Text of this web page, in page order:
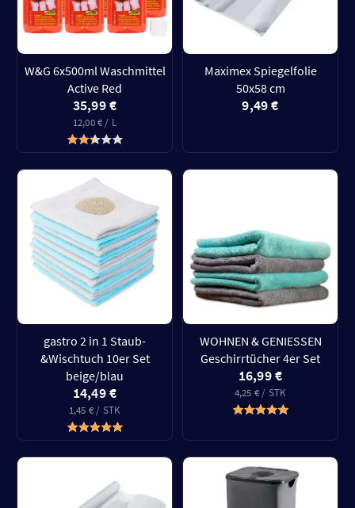
W&G 6x500ml Waschmittel
Active Red
35,99 €
12,00 € / L
Maximex Spiegelfolie
50x58 cm
9,49 €
gastro 2 in 1 Staub-
&Wischtuch 10er Set
beige/blau
14,49 €
1,45 € / STK
WOHNEN & GENIESSEN
Geschirrtücher 4er Set
16,99 €
4,25 € / STK